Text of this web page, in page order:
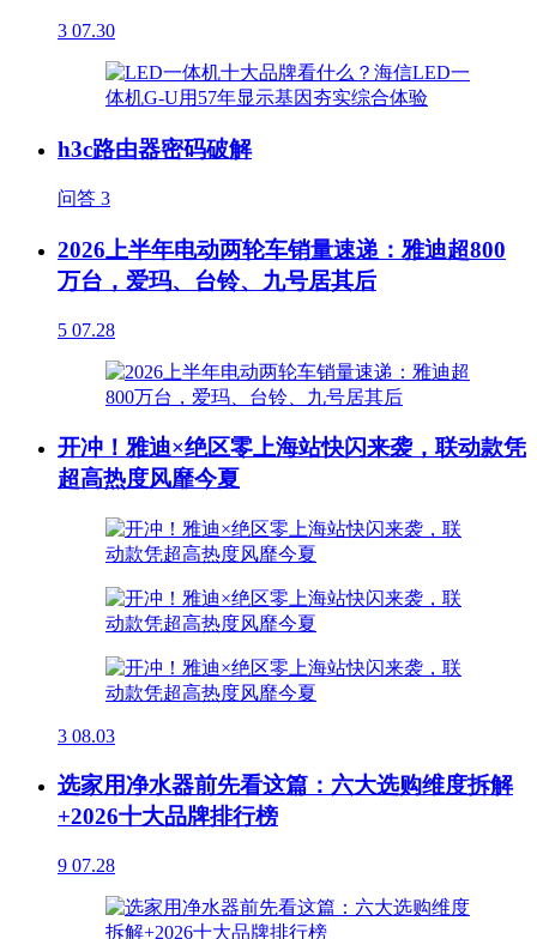
3 07.30
h3c路由器密码破解
问答 3
2026上半年电动两轮车销量速递：雅迪超800
万台，爱玛、台铃、九号居其后
5 07.28
开冲！雅迪×绝区零上海站快闪来袭，联动款凭
超高热度风靡今夏
3 08.03
选家用净水器前先看这篇：六大选购维度拆解
+2026十大品牌排行榜
9 07.28